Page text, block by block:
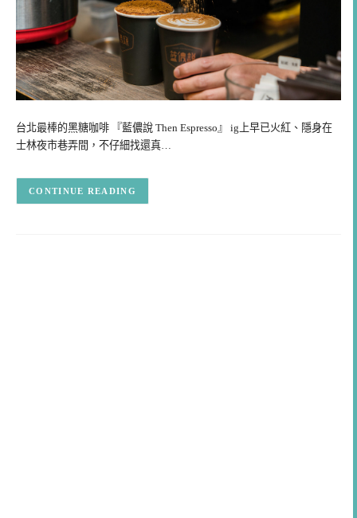
台北最棒的黑糖咖啡 『藍儂說 Then Espresso』 ig上早已火紅、隱身在
士林夜市巷弄間，不仔細找還真…
CONTINUE READING